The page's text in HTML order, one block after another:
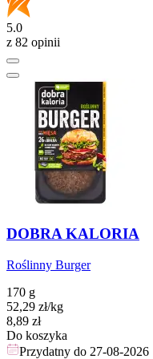
5.0
z 82 opinii
DOBRA KALORIA
Roślinny Burger
170 g
52,29 zł/kg
Cena
8,89 zł
Do koszyka
Przydatny do 27-08-2026